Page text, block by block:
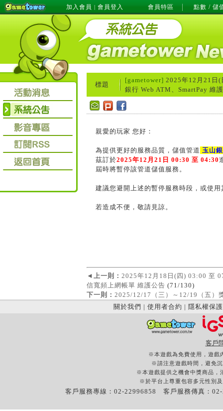
加入會員 | 會員登入 會員特區 點數 / 儲
標題
[gametower] 2025年12月21日
銀行 Web ATM、SmartPay 維
親愛的玩家 您好：
為提供更好的服務品質，儲值管道 玉山
茲訂於2025年12月21日 00:30 至 04:30
屆時將暫停該管道儲值服務。
建議您避開上述的暫停服務時段，或使
若造成不便，敬請見諒。
◄ 上一則： 2025年12月18日(四) 03:00 至
信寬頻上網帳單 維護公告 (71/130)
下一則： 2025/12/17（三）～12/19（五）
關於我們 | 使用者合約 | 隱私權保護
客戶
※本遊戲為免費使用，遊戲
※請注意遊戲時間，避免
※本遊戲提供之機會中獎商品，
※於平台上尊重包容多元性別
客戶服務專線：02-22996858 客戶服務傳真：